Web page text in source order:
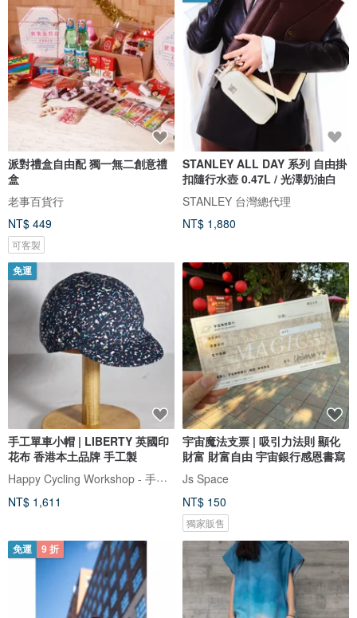
派對禮盒自由配 獨一無二創意禮
盒
老事百貨行
NT$ 449
可客製
STANLEY ALL DAY 系列 自由掛
扣隨行水壺 0.47L / 光澤奶油白
STANLEY 台灣總代理
NT$ 1,880
免運
手工單車小帽 | LIBERTY 英國印
花布 香港本土品牌 手工製
Happy Cycling Workshop - 手工單車小帽
NT$ 1,611
宇宙魔法支票 | 吸引力法則 顯化
財富 財富自由 宇宙銀行感恩書寫
Js Space
NT$ 150
獨家販售
免運 9 折